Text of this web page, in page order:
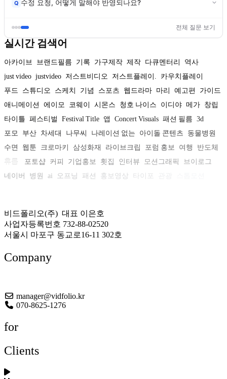
Q 수정 요청, 어떻게 말해야 반영되나요?
전체 질문 보기
실시간 검색어
아카이브 브랜드필름 기록 가구제작 제작 다큐멘터리
역사
just video justvideo 저스트비디오 저스트플레이.
카우치플레이
푸드
스튜디오 스케치 기념 스포츠 웹드라마 마리 예고편
가이드
애니메이션
에이모 코웨이 시몬스 청호 나이스 이디야 메가 창립
타이틀 페스티벌 Festival Title 앱 Concert Visuals 패션 필름 3d
포모
부산 차세대 나무씨 나레이션 없는 아이돌 콘텐츠
동물병원
수면
웹툰 크로마키 삼성화재 라이브크립 포럼 홍보 여행
반도체
휴롬
포토샵 커피 기업홍보 횟집 인터뷰 모션그래픽
브이로그
네이버
병원 ai 오프닝 패션 홍보영상 타이포
비드폴리오(주) 대표 이은호
사업자등록번호 732-88-02520
서울시 마포구 동교로16-11 302호
Company
manager@vidfolio.kr
070-8625-1276
for
Clients